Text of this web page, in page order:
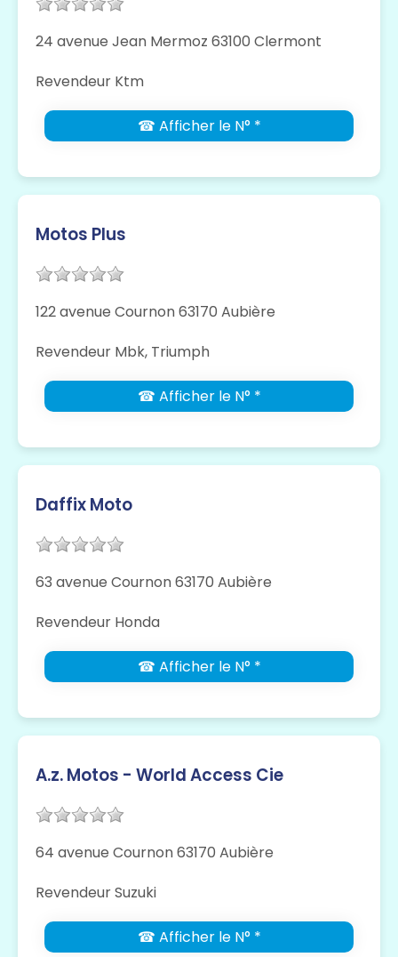
24 avenue Jean Mermoz 63100 Clermont
Revendeur Ktm
☎ Afficher le N° *
Motos Plus
122 avenue Cournon 63170 Aubière
Revendeur Mbk, Triumph
☎ Afficher le N° *
Daffix Moto
63 avenue Cournon 63170 Aubière
Revendeur Honda
☎ Afficher le N° *
A.z. Motos - World Access Cie
64 avenue Cournon 63170 Aubière
Revendeur Suzuki
☎ Afficher le N° *